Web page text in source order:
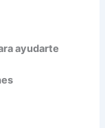
ayudarte